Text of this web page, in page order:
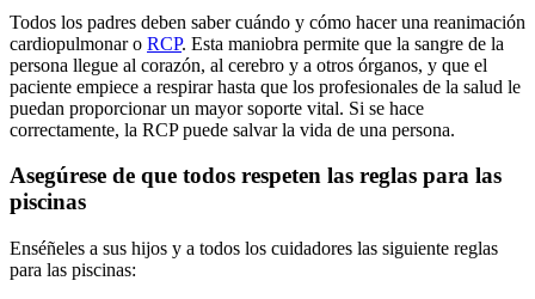
Todos los padres deben saber cuándo y cómo hacer una reanimación
cardiopulmonar o RCP. Esta maniobra permite que la sangre de la
persona llegue al corazón, al cerebro y a otros órganos, y que el
paciente empiece a respirar hasta que los profesionales de la salud le
puedan proporcionar un mayor soporte vital. Si se hace
correctamente, la RCP puede salvar la vida de una persona.
Asegúrese de que todos respeten las reglas para las
piscinas
Enséñeles a sus hijos y a todos los cuidadores las siguiente reglas
para las piscinas: